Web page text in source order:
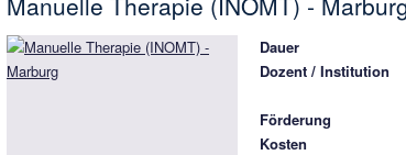
Dauer
Dozent / Institution
Förderung
Kosten